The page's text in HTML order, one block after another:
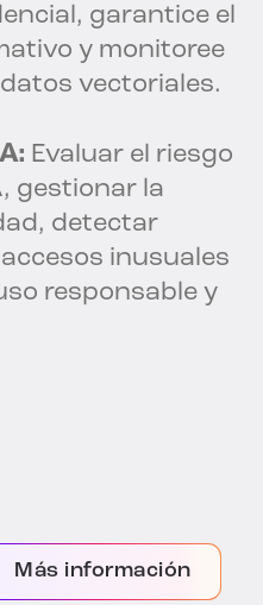
garantice el
y monitoree
vectoriales.
Evaluar el riesgo
gestionar la
detectar
inusuales
responsable y
Más información